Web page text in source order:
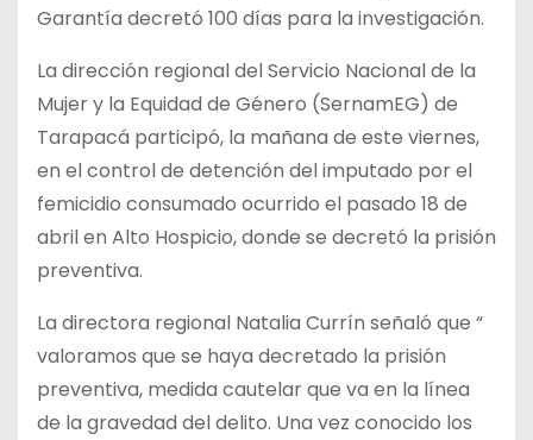
Garantía decretó 100 días para la investigación.
La dirección regional del Servicio Nacional de la
Mujer y la Equidad de Género (SernamEG) de
Tarapacá participó, la mañana de este viernes,
en el control de detención del imputado por el
femicidio consumado ocurrido el pasado 18 de
abril en Alto Hospicio, donde se decretó la prisión
preventiva.
La directora regional Natalia Currín señaló que “
valoramos que se haya decretado la prisión
preventiva, medida cautelar que va en la línea
de la gravedad del delito. Una vez conocido los